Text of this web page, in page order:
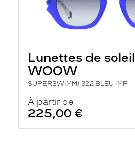
Lunettes de soleil
WOOW
SUPERSWIMM1 322 BLEU IMP
À partir de
225,00 €